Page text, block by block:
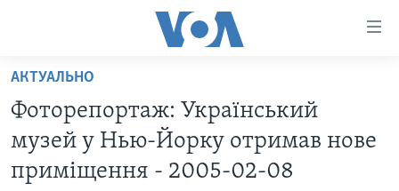
Перейти
матеріалу
Перейти
меню
АКТУАЛЬНО
АНАЛІТИКА
АКТУАЛЬНО
Фоторепортаж: Український
музей у Нью-Йорку отримав нове
примiщення - 2005-02-08